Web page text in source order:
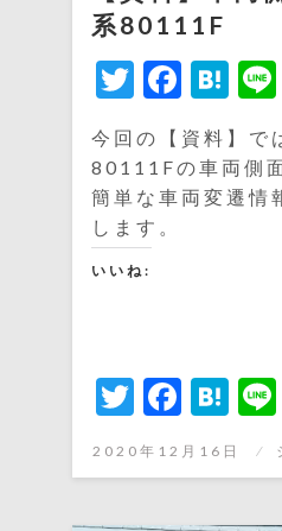
系80111F
Twitter
今回の【資料】で
80111Fの車両側
簡単な車両変遷情
します。
いいね:
Twitter
投
日:
2020年12月16日